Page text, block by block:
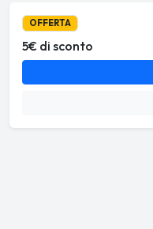
OFFERTA
5€ di sconto